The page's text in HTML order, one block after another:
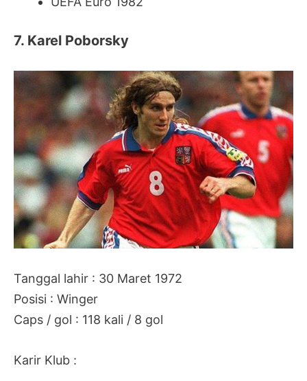
7. Karel Poborsky
Tanggal lahir : 30 Maret 1972
Posisi : Winger
Caps / gol : 118 kali / 8 gol
Karir Klub :